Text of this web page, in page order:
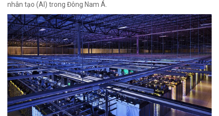
nhân tạo (AI) trong Đông Nam Á.